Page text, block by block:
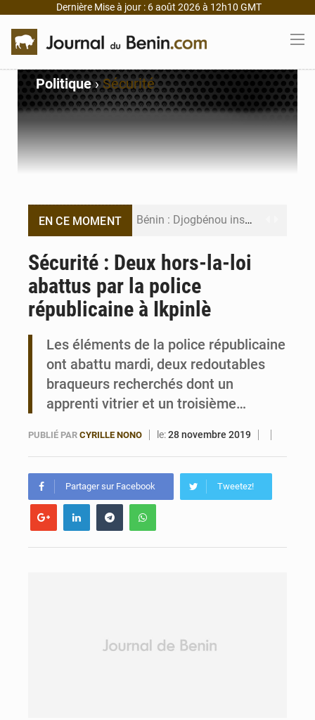
Dernière Mise à jour : 6 août 2026 à 12h10 GMT
Politique›Sécurité
EN CE MOMENT Bénin : Djogbénou inspecte le chantier du siège de l’Assemblée
Bénin et Canada scellent un partenariat inédit
Bénin : le ministère de l’Intérieur évalue ses résultats à mi-parcours
Sécurité : Deux hors-la-loi
abattus par la police
républicaine à Ikpinlè
Les éléments de la police républicaine
ont abattu mardi, deux redoutables
braqueurs recherchés dont un
apprenti vitrier et un troisième…
PUBLIÉ PAR CYRILLE NONO le:28 novembre 2019
Partager sur Facebook Tweetez!